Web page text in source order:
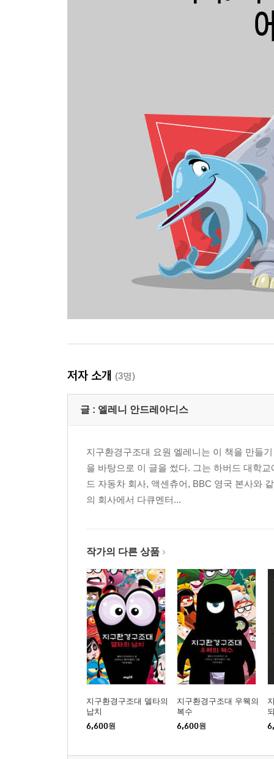
저자 소개 (3명)
글 : 엘레니 안드레아디스
지구환경구조대 요원 엘레니는 이 책을 만들
을 바탕으로 이 글을 썼다. 그는 하버드 대학
드 자동차 회사, 액센츄어, BBC 영국 본사와
의 회사에서 다큐멘터...
작가의 다른 상품
지구환경구조대 델타의
납치
6,600원
지구환경구조대 우웩의
복수
6,600원